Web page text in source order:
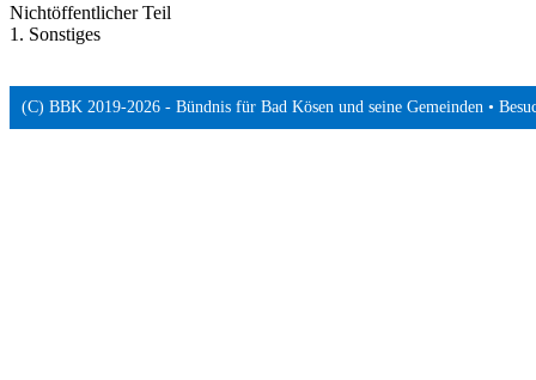
Nichtöffentlicher Teil
1. Sonstiges
(C) BBK 2019-2026 - Bündnis für Bad Kösen und seine Gemeinden •